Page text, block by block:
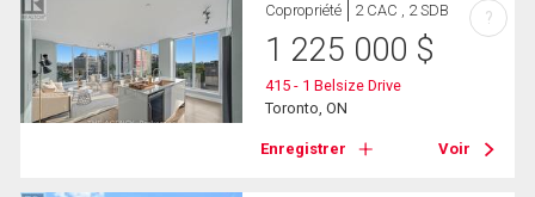
Copropriété 2 CAC , 2 SDB
1 225 000 $
415 - 1 Belsize Drive
Toronto, ON
Enregistrer Voir
?